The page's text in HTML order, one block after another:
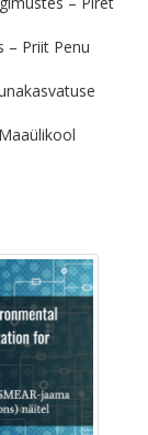
– Priit Penu